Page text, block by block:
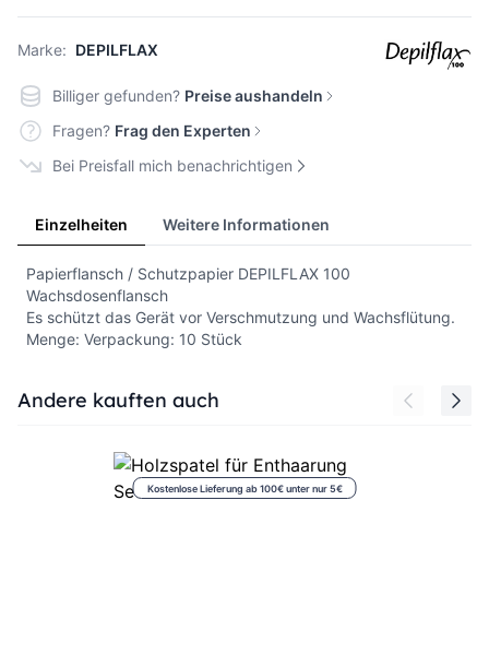
Marke: DEPILFLAX
Billiger gefunden? Preise aushandeln
Fragen? Frag den Experten
Bei Preisfall mich benachrichtigen
Einzelheiten Weitere Informationen
Papierflansch / Schutzpapier DEPILFLAX 100
Wachsdosenflansch
Es schützt das Gerät vor Verschmutzung und Wachsflütung.
Menge: Verpackung: 10 Stück
Press to skip carousel
Andere kauften auch
Kostenlose Lieferung ab 100€ unter nur 5€